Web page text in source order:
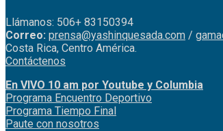
Llámanos: 506+ 83150394
Correo: prensa@yashinquesada.com /
Costa Rica, Centro América.
Contáctenos
En VIVO 10 am por Youtube y Columbia
Programa Encuentro Deportivo
Programa Tiempo Final
Paute con nosotros